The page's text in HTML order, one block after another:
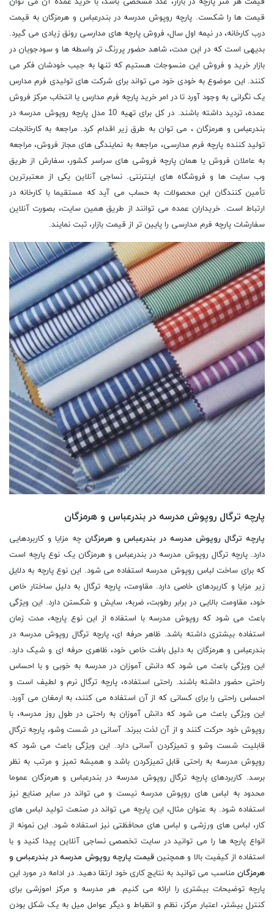
قیمت ها را شکست. پارچه روپوش مدرسه در بندرعباس و هرمزگان به قیمت
درب کارخانه، در نیمه اول سال، فروش پارچه های مدارسی رونق زیادی می گیرد.
بدیهی است که در این مدت، شاهد حضور پررنگ تر واسطه ها و سودجویان در
بازار خرید و فروش این منسوجات هستیم که تنها به جیب خودشان فکر می
کنند. این موضوع به خودی خود می تواند برای شرکت های تولیدی فرم مدارس
یک نگرانی به وجود آورد تا در امر خرید پارچه فرم مدارس یا انتخاب مرکز فروش
عمده، تردید داشته باشند. در کل برای تهیه 10 مدل پارچه روپوش مدرسه در
بندرعباس و هرمزگان ، می توان به طرق زیر اقدام کرد. مراجعه به کارخانجات
تولید کننده پارچه فرم مدارسی، مراجعه به نمایندگی های مجاز فروش، مراجعه
به عاملان فروش یا همان پارچه فروشی های سراسر کشور، سفارش از طریق
وب سایت ها و فروشگاه های اینترنتی. نساجی آنلاین یکی از معتبرترین
تأمین کنندگان این محصولات به حساب می آید که مستقیما با کارخانه در
ارتباط است. خریداران عمده می توانند از طریق همین سایت، بصورت آنلاین
سفارشات پارچه فرم مدارسی را پایین تر از قیمت بازار، ثبت نمایند.
پارچه ترگال روپوش مدرسه در بندرعباس و هرمزگان
پارچه ترگال روپوش مدرسه در بندرعباس و هرمزگانچه مزایا و کاربردهایی
دارد. پارچه ترگال روپوش مدرسه در بندرعباس و هرمزگان یک نوع پارچه است
که برای ساخت لباس روپوش مدرسه استفاده می شود. این نوع پارچه به دلایل
زیر مزایا و کاربردهای خاصی دارد. مقاومت، پارچه ترگال به دلیل ساختار خاص
خود، مقاومت بالایی در برابر رطوبت، ضربه، سایش و شکستن دارد. این ویژگی
باعث می شود که روپوش مدرسه با استفاده از این نوع پارچه، مدت زمان
استفاده بیشتری داشته باشد. ظاهر حرفه ای، پارچه ترگال روپوش مدرسه در
بندرعباس و هرمزگان به دلیل بافت خاص خود، ظاهری حرفه ای و شیک دارد.
این ویژگی باعث می شود که دانش آموزان در مدرسه به خوبی و با احساس
راحتی حضور داشته باشند. راحتی استفاده، پارچه ترگال نرم و لطیف است و
احساس راحتی را برای کسانی که از آن استفاده می کنند، به ارمغان می آورد.
این ویژگی باعث می شود که دانش آموزان به راحتی در طول روز مدرسه، با
روپوش خود حرکت کنند و از آن لذت ببرند. آسانی در شست وشو، پارچه ترگال
قابلیت شست وشو و تمیزکردن آسانی دارد. این ویژگی باعث می شود که
روپوش مدرسه به راحتی قابل تمیزکردن باشد و همیشه تمیز و مرتب به نظر
برسد. کاربردهای پارچه ترگال روپوش مدرسه در بندرعباس و هرمزگان عموما
محدود به لباس های روپوش مدرسه نیست و می تواند در سایر صنایع نیز
استفاده شود. به عنوان مثال، این پارچه می تواند در صنعت تولید لباس های
کار، لباس های ورزشی و لباس های محافظتی نیز استفاده شود. این نمونه از
انواع پارچه ها را می توانید در سایت تخصصی نساجی آنلاین پیدا کنید و با
استفاده از کیفیت بالا و همچنین قیمت پارچه روپوش مدرسه در بندرعباس و
هرمزگان مناسب می توانید به نتایج کاری خود ارتقا دهید. در ادامه در مورد این
پارچه توضیحات بیشتری را ارائه می کنیم. هر مدرسه و مرکز اموزشى براى
کنترل بیشتر، اعتبار مرکز، نظم و انظباط و دیگر عوامل میل به یک شکل بودن